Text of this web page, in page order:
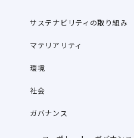
サステナビリティの取り組み
マテリアリティ
環境
社会
ガバナンス